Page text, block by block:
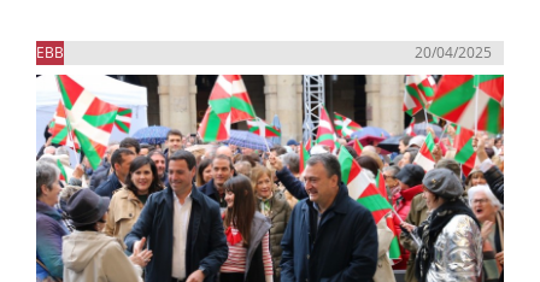
EBB 20/04/2025